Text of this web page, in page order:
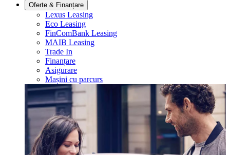
Oferte & Finanțare
Lexus Leasing
Eco Leasing
FinComBank Leasing
MAIB Leasing
Trade In
Finanțare
Asigurare
Mașini cu parcurs